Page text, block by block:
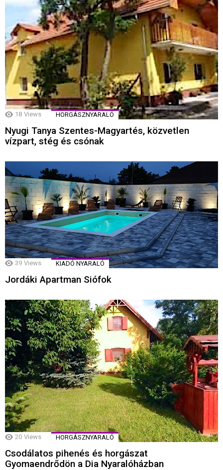
18 Views HORGÁSZNYARALÓ
Nyugi Tanya Szentes-Magyartés, közvetlen
vízpart, stég és csónak
39 Views KIADÓ NYARALÓ
Jordáki Apartman Siófok
20 Views HORGÁSZNYARALÓ
Csodálatos pihenés és horgászat
Gyomaendrődön a Dia Nyaralóházban